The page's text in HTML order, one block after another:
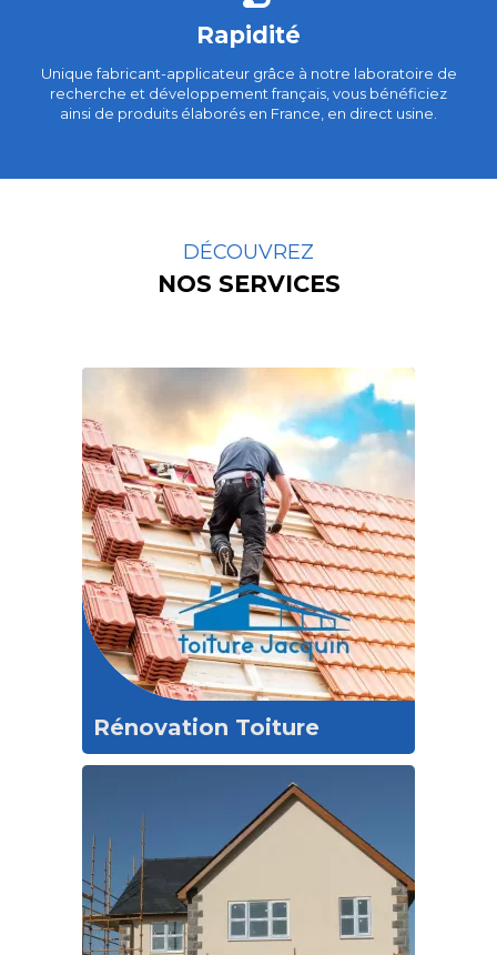
Rapidité
Unique fabricant-applicateur grâce à notre laboratoire de
recherche et développement français, vous bénéficiez
ainsi de produits élaborés en France, en direct usine.
DÉCOUVREZ
NOS SERVICES
Rénovation Toiture